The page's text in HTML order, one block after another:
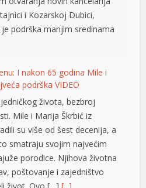
I nakon 65 godina Mile i
podrška VIDEO
života, bezbroj
Mile i Marija Škrbić iz
smatraju svojim najvećim
porodice. Njihova životna
poštovanje i zajedništvo
život. Ovo […][...]
park: Ni dvije godine nakon
nova ulaganja
nakon otvaranja, Ćirilični